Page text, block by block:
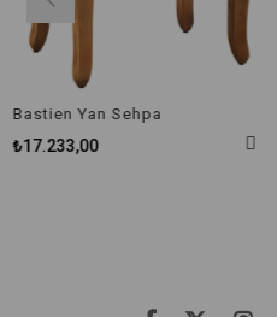
Bastien Yan Sehpa
₺17.233,00